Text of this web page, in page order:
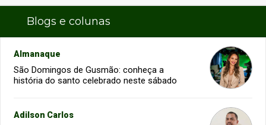
Blogs e colunas
Almanaque
São Domingos de Gusmão: conheça a
história do santo celebrado neste sábado
Adilson Carlos